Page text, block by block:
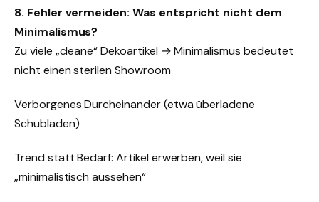
8. Fehler vermeiden: Was entspricht nicht dem
Minimalismus?
Zu viele „cleane“ Dekoartikel → Minimalismus bedeutet
nicht einen sterilen Showroom
Verborgenes Durcheinander (etwa überladene
Schubladen)
Trend statt Bedarf: Artikel erwerben, weil sie
„minimalistisch aussehen“